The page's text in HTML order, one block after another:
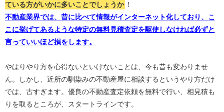
ている方がいかに多いことでしょうか ！
不動産業界では、昔に比べて情報がインターネット化しており、こ
こに挙げてあるような特定の無料見積査定を駆使しなければ必ずと
言っていいほど損をします。
やはりやり方を心得ないといけないことは、今も昔も変わりませ
ん。しかし、近所の馴染みの不動産屋に相談するというやり方だけ
では、古すぎます。優良の不動産査定依頼を無料で行い、相見積も
りを取るところが、スタートラインです。